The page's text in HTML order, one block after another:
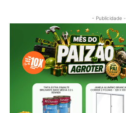
- Publicidade -